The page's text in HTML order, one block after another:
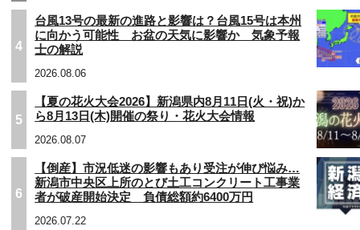
4
台風13号の最新の進路と影響は？台風15号は本州
に向かう可能性 お盆の天気に影響か 気象予報
士の解説
2026.08.06
5
【夏の花火大会2026】新潟県内8月11日(火・祝)か
ら8月13日(木)開催の祭り・花火大会情報
2026.08.07
6
【倒産】市況低迷の影響もあり受注が伸び悩み…
新潟市中央区上所のとび土工コンクリート工事業
者が破産開始決定 負債総額約6400万円
2026.07.22